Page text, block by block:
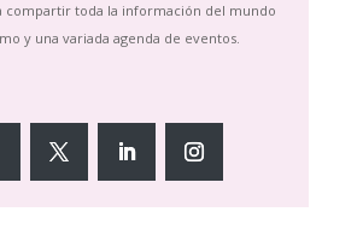
compartir toda la información del mundo
y una variada agenda de eventos.